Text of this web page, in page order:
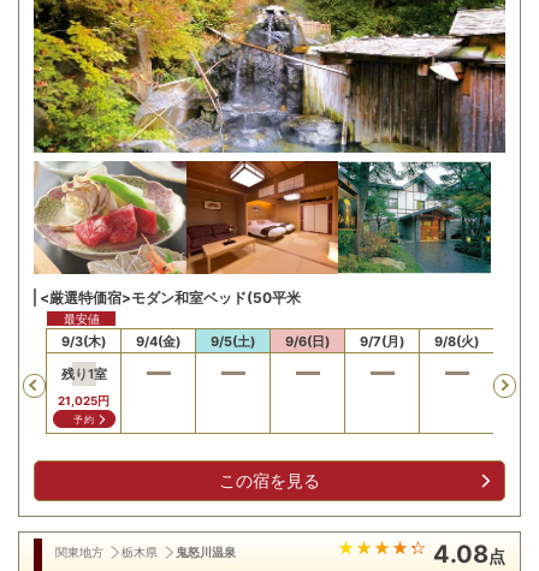
<厳選特価宿>モダン和室ベッド(50平米
Previous
9/3(木)
残り1室
21,025円
予約
最安値
9/4(金) 9/5(土) 9/6(日) 9/7(月) 9/8(火)
この宿を見る
関東地方 栃木県 鬼怒川温泉 4.08点